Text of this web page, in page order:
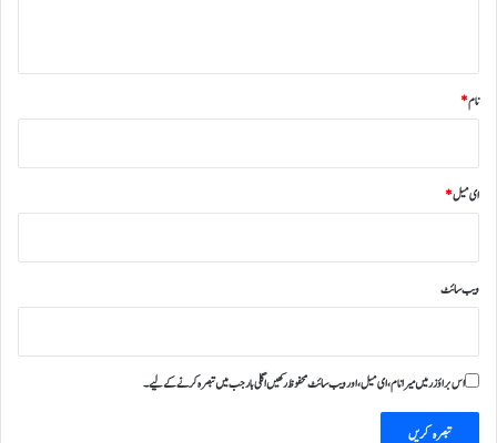
نام*
ای میل*
ویب‌ سائٹ
اس براؤزر میں میرا نام، ای میل، اور ویب سائٹ محفوظ رکھیں اگلی بار جب میں تبصرہ کرنے کےلیے۔